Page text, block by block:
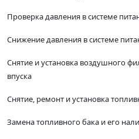
Проверка давления в системе
Снижение давления в системе
Снятие и установка воздушного
впуска
Снятие, ремонт и установка
Замена топливного бака и его